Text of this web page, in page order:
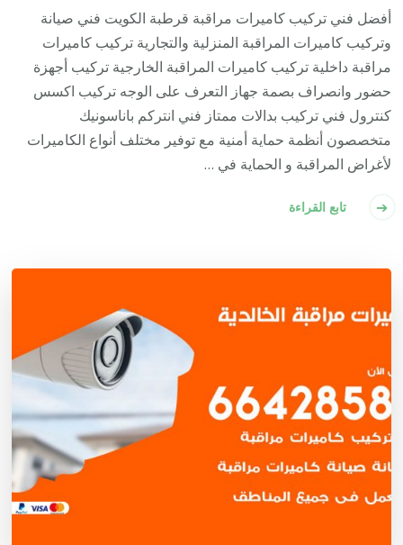
أفضل فني تركيب كاميرات مراقبة قرطبة الكويت فني صيانة
وتركيب كاميرات المراقبة المنزلية والتجارية تركيب كاميرات
مراقبة داخلية تركيب كاميرات المراقبة الخارجية تركيب أجهزة
حضور وانصراف بصمة جهاز التعرف على الوجه تركيب اكسس
كنترول فني تركيب بدالات ممتاز فني انتركم باناسونيك
متخصصون أنظمة حماية أمنية مع توفير مختلف أنواع الكاميرات
لأغراض المراقبة و الحماية في …
تابع القراءة